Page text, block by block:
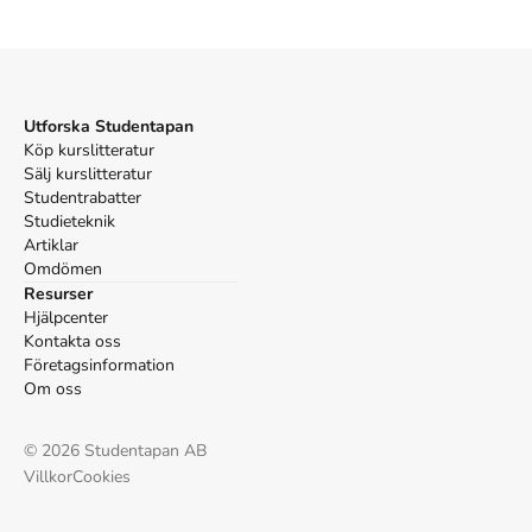
Studentlitteratur AB; 1996.
Utforska Studentapan
Köp kurslitteratur
Sälj kurslitteratur
Studentrabatter
Studieteknik
Artiklar
Omdömen
Resurser
Hjälpcenter
Kontakta oss
Företagsinformation
Om oss
© 2026 Studentapan AB
VillkorCookies